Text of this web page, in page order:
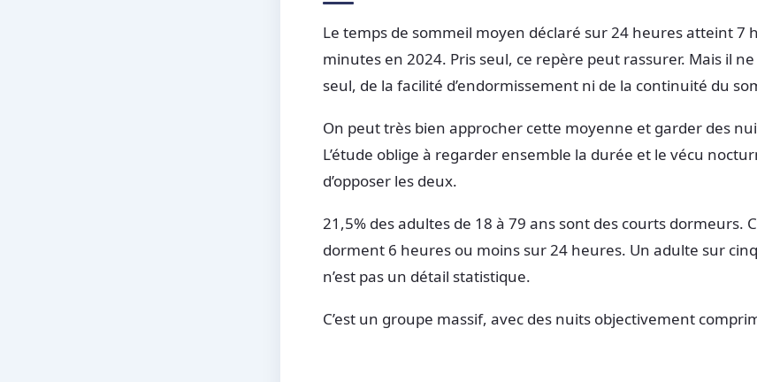
Le temps de sommeil moyen déclaré sur 24 heures atteint 7
minutes en 2024. Pris seul, ce repère peut rassurer. Mais il
seul, de la facilité d’endormissement ni de la continuité du
On peut très bien approcher cette moyenne et garder des
L’étude oblige à regarder ensemble la durée et le vécu
d’opposer les deux.
21,5% des adultes de 18 à 79 ans sont des courts dormeurs.
dorment 6 heures ou moins sur 24 heures. Un adulte sur
n’est pas un détail statistique.
C’est un groupe massif, avec des nuits objectivement